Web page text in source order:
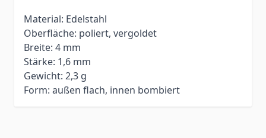
Material: Edelstahl
Oberfläche: poliert, vergoldet
Breite: 4 mm
Stärke: 1,6 mm
Gewicht: 2,3 g
Form: außen flach, innen bombiert